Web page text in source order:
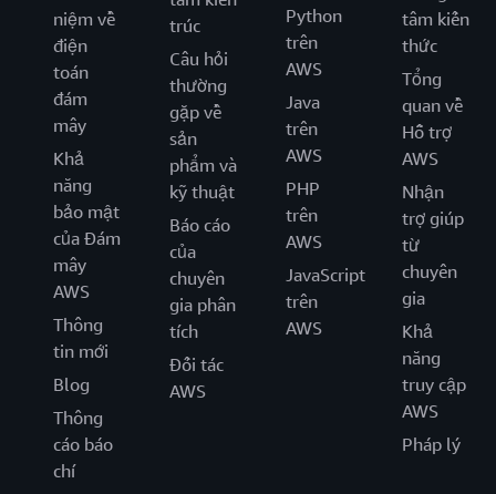
niệm về
điện
toán
đám
mây
Khả
năng
bảo mật
của Đám
mây
AWS
Thông
tin mới
Blog
Thông
cáo báo
chí
trúc
Câu hỏi
thường
gặp về
sản
phẩm và
kỹ thuật
Báo cáo
của
chuyên
gia phân
tích
Đối tác
AWS
Python
trên
AWS
Java
trên
AWS
PHP
trên
AWS
JavaScript
trên
AWS
tâm kiến
thức
Tổng
quan về
Hỗ trợ
AWS
Nhận
trợ giúp
từ
chuyên
gia
Khả
năng
truy cập
AWS
Pháp lý